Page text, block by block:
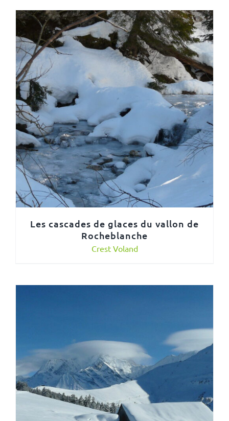
Les cascades de glaces du vallon de
Rocheblanche
Crest Voland